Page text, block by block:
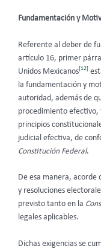
Fundamentación y
Referente al deber de
artículo 16, primer
Unidos Mexicanos [12]
la fundamentación y
autoridad, además de
procedimiento efectivo,
principios
judicial efectiva, de
Constitución Federal.
De esa manera, acorde
y resoluciones
previsto tanto en la
legales aplicables.
Dichas exigencias se